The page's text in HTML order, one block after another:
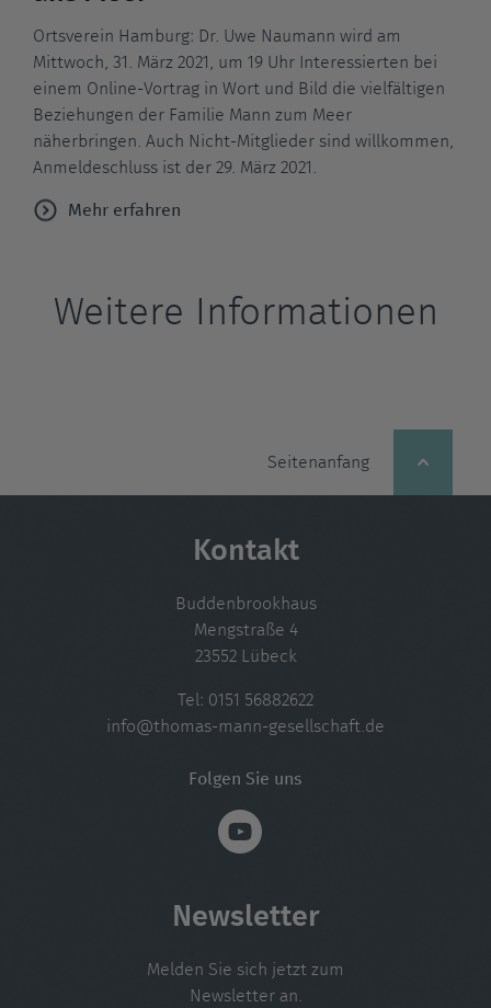
Ortsverein Hamburg: Dr. Uwe Naumann wird am
Mittwoch, 31. März 2021, um 19 Uhr Interessierten bei
einem Online-Vortrag in Wort und Bild die vielfältigen
Beziehungen der Familie Mann zum Meer
näherbringen. Auch Nicht-Mitglieder sind willkommen,
Anmeldeschluss ist der 29. März 2021.
Mehr erfahren
Weitere Informationen
Seitenanfang
Kontakt
Buddenbrookhaus
Mengstraße 4
23552 Lübeck
Tel: 0151 56882622
info@thomas-mann-gesellschaft.de
Folgen Sie uns
Newsletter
Melden Sie sich jetzt zum
Newsletter an.